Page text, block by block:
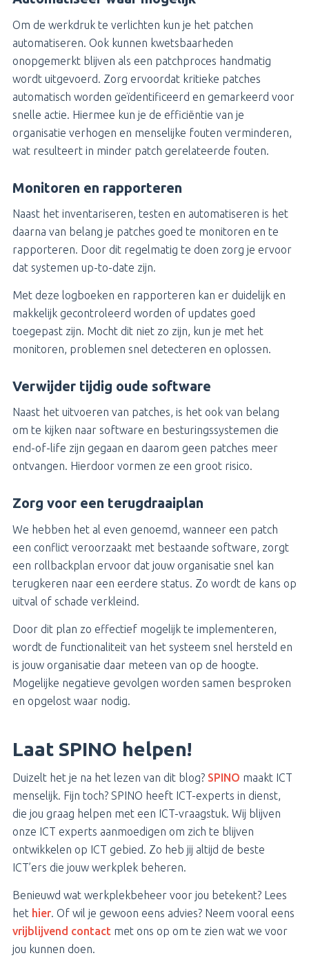
Om de werkdruk te verlichten kun je het patchen
automatiseren. Ook kunnen kwetsbaarheden
onopgemerkt blijven als een patchproces handmatig
wordt uitgevoerd. Zorg ervoordat kritieke patches
automatisch worden geïdentificeerd en gemarkeerd voor
snelle actie. Hiermee kun je de efficiëntie van je
organisatie verhogen en menselijke fouten verminderen,
wat resulteert in minder patch gerelateerde fouten.
Monitoren en rapporteren
Naast het inventariseren, testen en automatiseren is het
daarna van belang je patches goed te monitoren en te
rapporteren. Door dit regelmatig te doen zorg je ervoor
dat systemen up-to-date zijn.
Met deze logboeken en rapporteren kan er duidelijk en
makkelijk gecontroleerd worden of updates goed
toegepast zijn. Mocht dit niet zo zijn, kun je met het
monitoren, problemen snel detecteren en oplossen.
Verwijder tijdig oude software
Naast het uitvoeren van patches, is het ook van belang
om te kijken naar software en besturingssystemen die
end-of-life zijn gegaan en daarom geen patches meer
ontvangen. Hierdoor vormen ze een groot risico.
Zorg voor een terugdraaiplan
We hebben het al even genoemd, wanneer een patch
een conflict veroorzaakt met bestaande software, zorgt
een rollbackplan ervoor dat jouw organisatie snel kan
terugkeren naar een eerdere status. Zo wordt de kans op
uitval of schade verkleind.
Door dit plan zo effectief mogelijk te implementeren,
wordt de functionaliteit van het systeem snel hersteld en
is jouw organisatie daar meteen van op de hoogte.
Mogelijke negatieve gevolgen worden samen besproken
en opgelost waar nodig.
Laat SPINO helpen!
Duizelt het je na het lezen van dit blog? SPINO maakt ICT
menselijk. Fijn toch? SPINO heeft ICT-experts in dienst,
die jou graag helpen met een ICT-vraagstuk. Wij blijven
onze ICT experts aanmoedigen om zich te blijven
ontwikkelen op ICT gebied. Zo heb jij altijd de beste
ICT’ers die jouw werkplek beheren.
Benieuwd wat werkplekbeheer voor jou betekent? Lees
het hier. Of wil je gewoon eens advies? Neem vooral eens
vrijblijvend contactmet ons op om te zien wat we voor
jou kunnen doen.